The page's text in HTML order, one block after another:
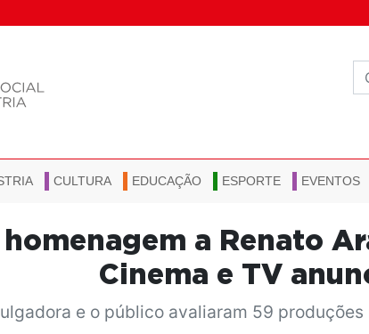
CULTURA EDUCAÇÃO ESPORTE EVENTOS
a Renato
Cinema e TV
e o público avaliaram 59